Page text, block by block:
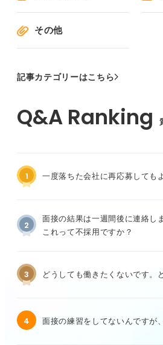
その他
記事カテゴリーはこちら
1 一度落ちた会社に再応募しても
2
面接の結果は一週間後に連絡し
これって不採用ですか？
3 どうしても働きたくないです。
4 面接の練習をしてないんですが